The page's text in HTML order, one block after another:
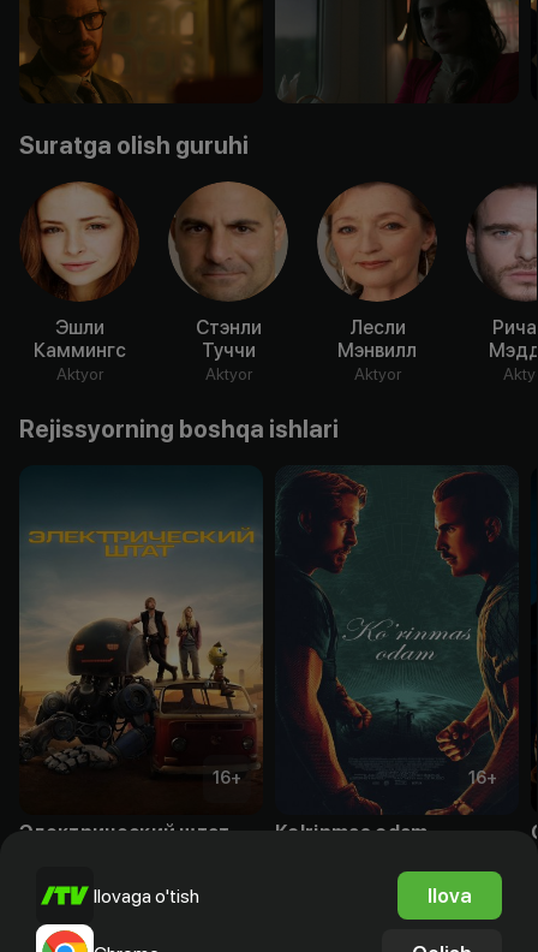
Suratga olish guruhi
Эшли
Каммингс
Aktyor
Стэнли
Туччи
Aktyor
Лесли
Мэнвилл
Aktyor
Rejissyorning boshqa ishlari
16+
Электрический штат
16+
Ko'rinmas odam
Ilovaga o'tish Ilova